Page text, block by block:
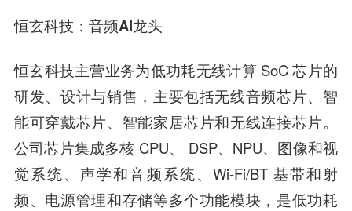
恒玄科技 ： 音频AI龙头
恒玄科技主营业务为低功耗无线计算 SoC 芯片的
研发、设计与销售，主要包括无线音频芯片、智
能可穿戴芯片、智能家居芯片和无线连接芯片。
公司芯片集成多核 CPU、 DSP、NPU、图像和视
觉系统、声学和音频系统、Wi-Fi/BT 基带和射
频、电源管理和存储等多个功能模块，是低功耗